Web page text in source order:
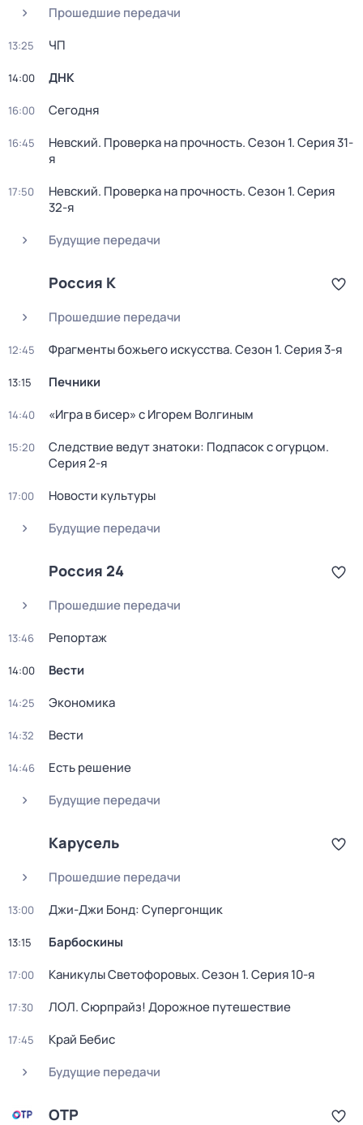
Прошедшие передачи
13:25 ЧП
14:00 ДНК
16:00 Сегодня
16:45 Невский. Проверка на прочность. Сезон 1. Серия 31-
я
17:50 Невский. Проверка на прочность. Сезон 1. Серия
32-я
Будущие передачи
Россия К
Прошедшие передачи
12:45 Фрагменты божьего искусства. Сезон 1. Серия 3-я
13:15 Печники
14:40 «Игра в бисер» с Игорем Волгиным
15:20 Следствие ведут знатоки: Подпасок с огурцом.
Серия 2-я
17:00
Новости культуры
Будущие передачи
Россия 24
Прошедшие передачи
13:46 Репортаж
14:00 Вести
14:25 Экономика
14:32 Вести
14:46
Есть решение
Будущие передачи
Карусель
Прошедшие передачи
13:00 Джи-Джи Бонд: Супергонщик
13:15 Барбоскины
17:00 Каникулы Светофоровых. Сезон 1. Серия 10-я
17:30 ЛОЛ. Сюрпрайз! Дорожное путешествие
17:45
Край Бебис
Будущие передачи
ОТР